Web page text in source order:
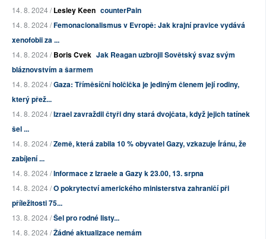
14. 8. 2024 /Lesley Keen counterPain
14. 8. 2024 /Femonacionalismus v Evropě: Jak krajní pravice vydává
xenofobii za ...
14. 8. 2024 /Boris Cvek Jak Reagan uzbrojil Sovětský svaz svým
bláznovstvím a šarmem
14. 8. 2024 /Gaza: Tříměsíční holčička je jediným členem její rodiny,
který přež...
14. 8. 2024 /Izrael zavraždil čtyři dny stará dvojčata, když jejich tatínek
šel ...
14. 8. 2024 /Země, která zabila 10 % obyvatel Gazy, vzkazuje Íránu, že
zabíjení ...
14. 8. 2024 /Informace z Izraele a Gazy k 23.00, 13. srpna
14. 8. 2024 /O pokrytectví amerického ministerstva zahraničí při
příležitosti 75...
13. 8. 2024 /Šel pro rodné listy...
14. 8. 2024 /Žádné aktualizace nemám